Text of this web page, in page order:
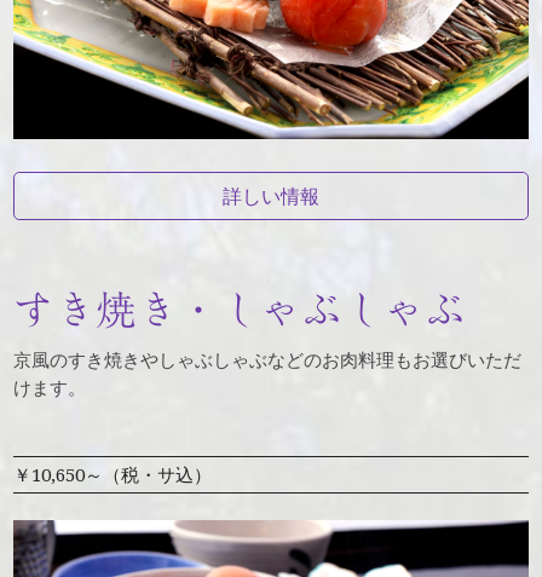
詳しい情報
すき焼き・しゃぶしゃぶ
京風のすき焼きやしゃぶしゃぶなどのお肉料理もお選びいただ
けます。
￥10,650～（税・サ込）